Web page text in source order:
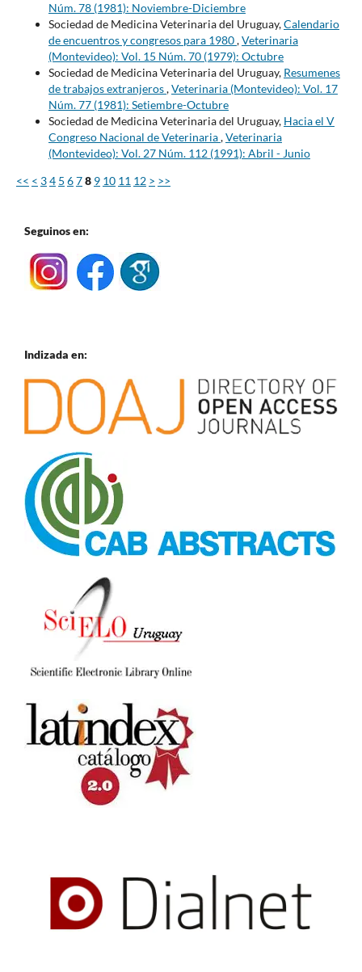
Núm. 78 (1981): Noviembre-Diciembre
Sociedad de Medicina Veterinaria del Uruguay,Calendario
de encuentros y congresos para 1980,Veterinaria
(Montevideo): Vol. 15 Núm. 70 (1979): Octubre
Sociedad de Medicina Veterinaria del Uruguay, Resumenes
de trabajos extranjeros,Veterinaria (Montevideo): Vol. 17
Núm. 77 (1981): Setiembre-Octubre
Sociedad de Medicina Veterinaria del Uruguay, Hacia el V
Congreso Nacional de Veterinaria,Veterinaria
(Montevideo): Vol. 27 Núm. 112 (1991): Abril - Junio
<< < 34 5 678 9 10 11 12 > >>
Seguinos en:
Indizada en: